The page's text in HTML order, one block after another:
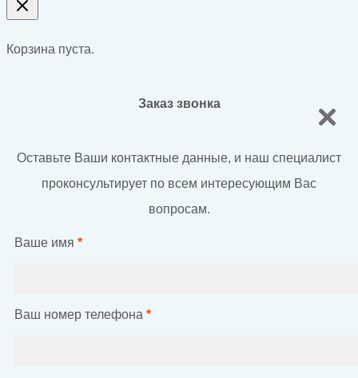
Корзина пуста.
Заказ звонка
Оставьте Ваши контактные данные, и наш специалист
проконсультирует по всем интересующим Вас
вопросам.
Ваше имя *
Ваш номер телефона *